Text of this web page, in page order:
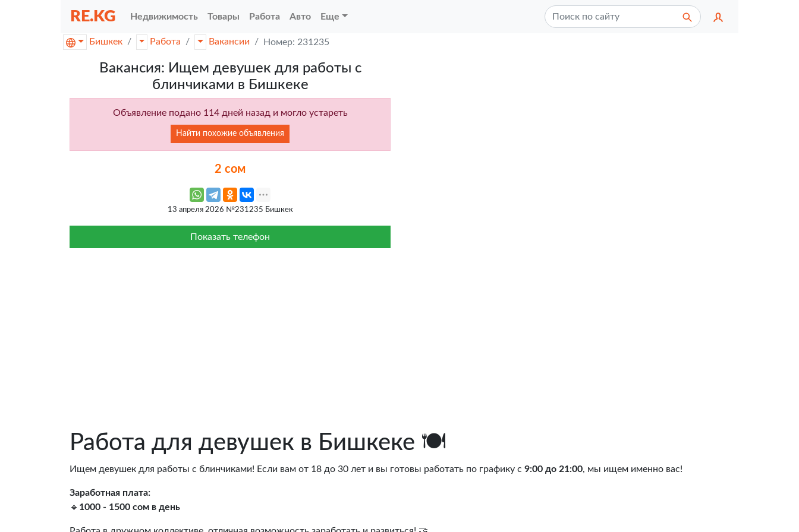
RE.KG Недвижимость Товары Работа Авто Еще
Бишкек Работа Вакансии Номер: 231235
Вакансия: Ищем девушек для работы с
блинчиками в Бишкеке
Объявление подано 114 дней назад и могло устареть
Найти похожие объявления
2 сом
13 апреля 2026 №231235 Бишкек
Показать телефон
Работа для девушек в Бишкеке 🍽️
Ищем девушек для работы с блинчиками! Если вам от 18 до 30 лет и вы готовы работать по графику с 9:00 до 21:00, мы ищем именно вас!
Заработная плата:
🔹 1000 - 1500 сом в день